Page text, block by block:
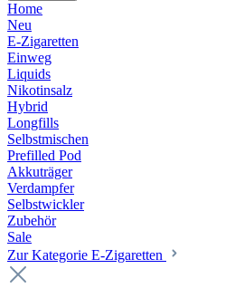
Home
Neu
E-Zigaretten
Einweg
Liquids
Nikotinsalz
Hybrid
Longfills
Selbstmischen
Prefilled Pod
Akkuträger
Verdampfer
Selbstwickler
Zubehör
Sale
Zur Kategorie E-Zigaretten